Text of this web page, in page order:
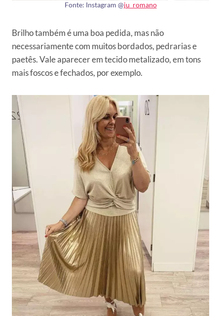
Fonte: Instagram @ju_romano
Brilho também é uma boa pedida, mas não
necessariamente com muitos bordados, pedrarias e
paetês. Vale aparecer em tecido metalizado, em tons
mais foscos e fechados, por exemplo.